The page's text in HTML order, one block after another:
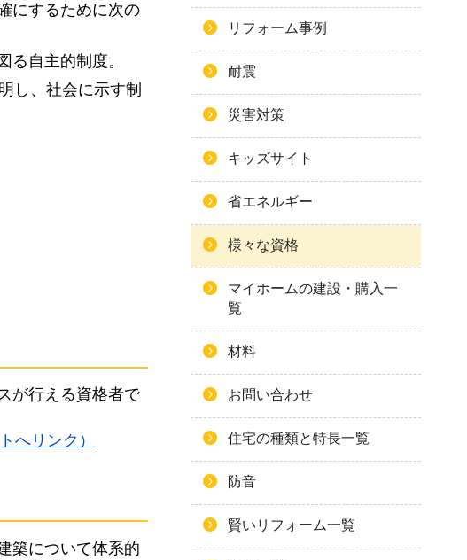
にするために次の
自主的制度。
し、社会に示す制
が行える資格者で
へリンク）
築について体系的
リフォーム事例
耐震
災害対策
キッズサイト
省エネルギー
様々な資格
マイホームの建設・購入一
覧
材料
お問い合わせ
住宅の種類と特長一覧
防音
賢いリフォーム一覧